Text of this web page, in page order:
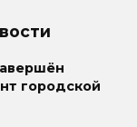
городской